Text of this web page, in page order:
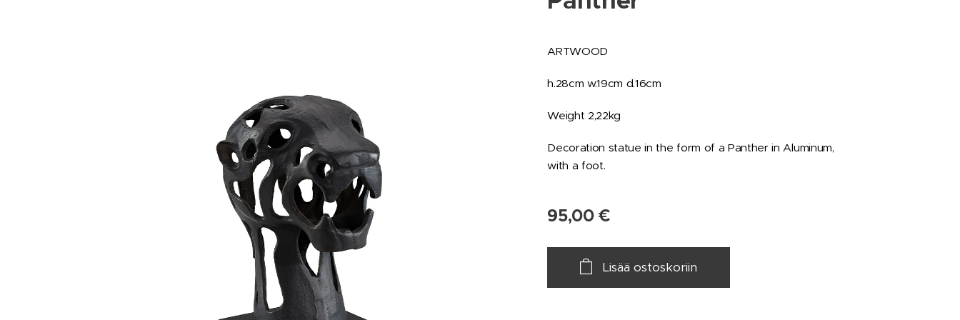
ARTWOOD
h.28cm w.19cm d.16cm
Weight 2,22kg
Decoration statue in the form of a Panther in Aluminum,
with a foot.
95,00€
Lisää ostoskoriin